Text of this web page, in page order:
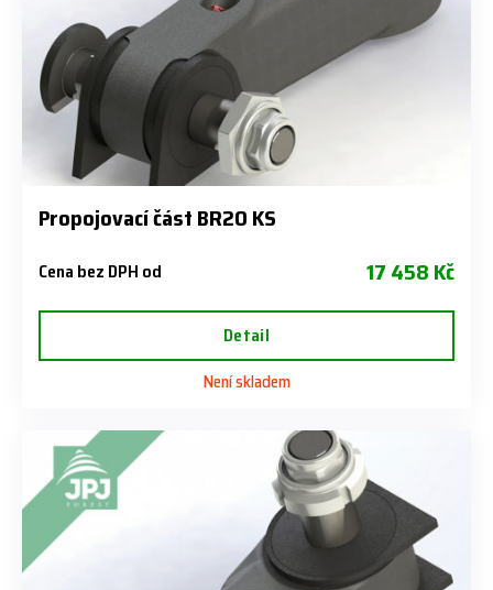
Propojovací část BR20 KS
Cena bez DPH od 17 458 Kč
Detail
Není skladem